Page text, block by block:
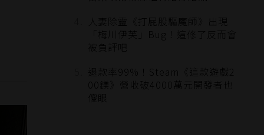
人妻除靈《打屁股驅魔師》出現
「梅川伊芙」Bug！這修了反而會
被負評吧
退款率99%！Steam《這款遊戲2
00鎂》營收破4000萬元開發者也
傻眼